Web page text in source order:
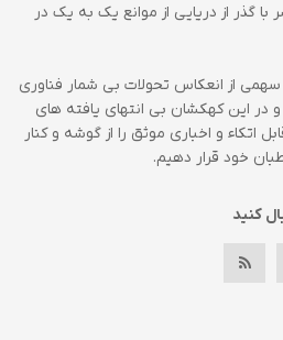
گذر از دریایی از موانع یک به یک در
از انعکاس تحولات بی شمار فناوری
در این کهکشان بی انتهای یافته های
اتکاء و اخباری موثق را از گوشه و کنار
خود قرار دهیم.
کنید